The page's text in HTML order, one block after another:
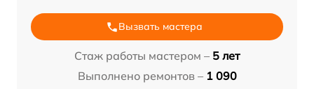
Вызвать мастера
Стаж работы мастером – 5 лет
Выполнено ремонтов – 1 090